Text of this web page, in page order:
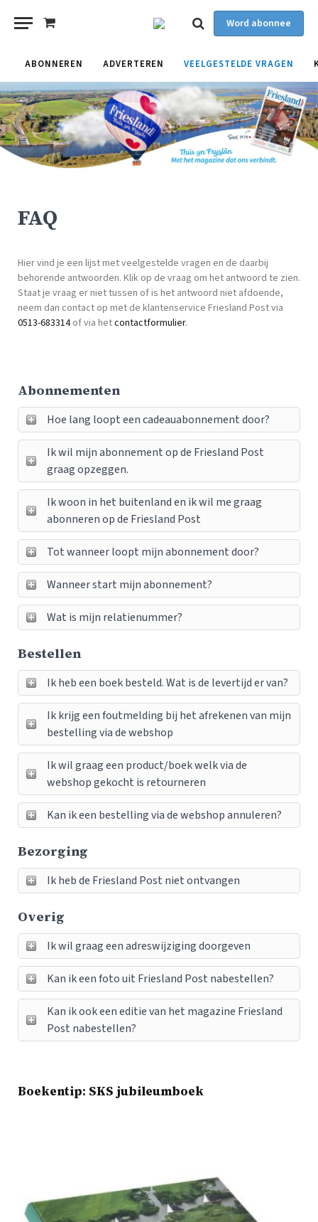
Shopping
Word abonnee
ABONNEREN ADVERTEREN VEELGESTELDE VRAGEN
FAQ
Hier vind je een lijst met veelgestelde vragen en de daarbij
behorende antwoorden. Klik op de vraag om het antwoord te zien.
Staat je vraag er niet tussen of is het antwoord niet afdoende,
neem dan contact op met de klantenservice Friesland Post via
0513-683314of via hetcontactformulier.
Abonnementen
Hoe lang loopt een cadeauabonnement door?
Ik wil mijn abonnement op de Friesland Post
graag opzeggen.
Ik woon in het buitenland en ik wil me graag
abonneren op de Friesland Post
Tot wanneer loopt mijn abonnement door?
Wanneer start mijn abonnement?
Wat is mijn relatienummer?
Bestellen
Ik heb een boek besteld. Wat is de levertijd er van?
Ik krijg een foutmelding bij het afrekenen van mijn
bestelling via de webshop
Ik wil graag een product/boek welk via de
webshop gekocht is retourneren
Kan ik een bestelling via de webshop annuleren?
Bezorging
Ik heb de Friesland Post niet ontvangen
Overig
Ik wil graag een adreswijziging doorgeven
Kan ik een foto uit Friesland Post nabestellen?
Kan ik ook een editie van het magazine Friesland
Post nabestellen?
Boekentip: SKS jubileumboek